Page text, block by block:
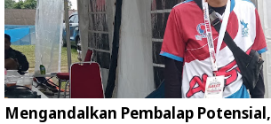
Mengandalkan Pembalap